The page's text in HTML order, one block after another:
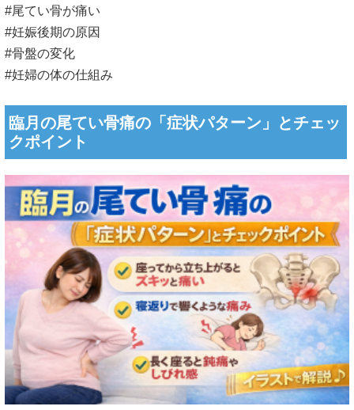
#尾てい骨が痛い
#妊娠後期の原因
#骨盤の変化
#妊婦の体の仕組み
臨月の尾てい骨痛の「症状パターン」とチェッ
クポイント